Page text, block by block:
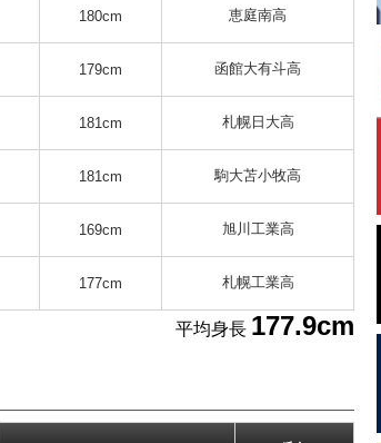
180cm 恵庭南高
179cm 函館大有斗高
181cm 札幌日大高
181cm 駒大苫小牧高
169cm 旭川工業高
177cm 札幌工業高
平均身長 177.9cm